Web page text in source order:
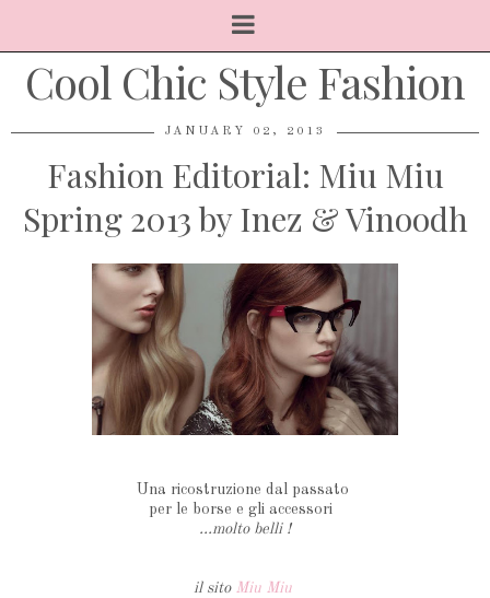
Cool Chic Style Fashion
JANUARY 02, 2013
Fashion Editorial: Miu Miu
Spring 2013 by Inez & Vinoodh
Una ricostruzione dal passato
per le borse e gli accessori
...molto belli !
il sito Miu Miu